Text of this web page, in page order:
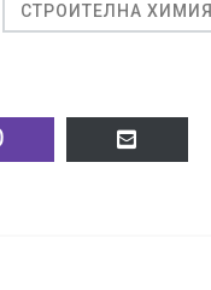
СТРОИТЕЛНА ХИМИЯ